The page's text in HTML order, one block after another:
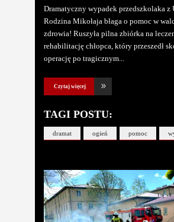
Dramatyczny wypadek przedszkolaka z
Rodzina Mikołaja błaga o pomoc w
zdrowia! Ruszyła pilna zbiórka na
rehabilitację chłopca, który przeszedł
operację po tragicznym
Czytaj więcej
TAGI POSTU:
dramat ogień pomoc